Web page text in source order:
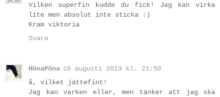
Vilken superfin kudde du fick! Jag kan virka
lite men absolut inte sticka :)
Kram viktoria
Svara
HönaPöna 18 augusti 2013 kl. 21:50
å, vilket jättefint!
Jag kan varken eller, men tänker att jag ska